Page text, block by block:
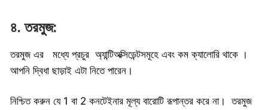
৪. তরমুজ:
তরমুজ এর মধ্যে প্রচুর অ্যান্টিঅক্সিডেন্টসমূহে এবং কম ক্যালোরি থাকে ।
আপনি দ্বিধা ছাড়াই এটা নিতে পারেন।
নিশ্চিত করুন যে 1 বা 2 কনটেইনার মূল্য বারোটি রূপান্তর করে না। তরমুজ